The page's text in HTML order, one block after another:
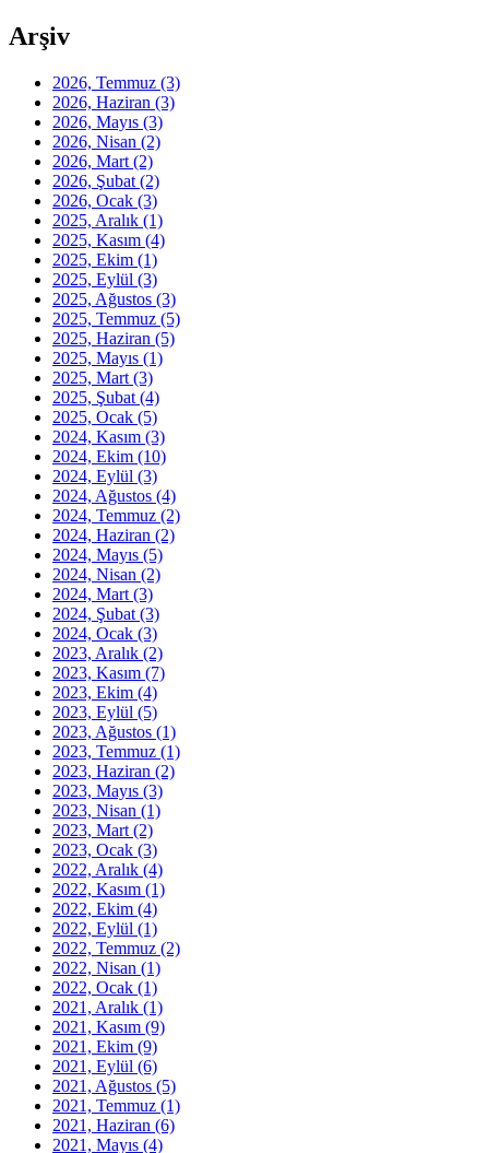
Arşiv
2026, Temmuz (3)
2026, Haziran (3)
2026, Mayıs (3)
2026, Nisan (2)
2026, Mart (2)
2026, Şubat (2)
2026, Ocak (3)
2025, Aralık (1)
2025, Kasım (4)
2025, Ekim (1)
2025, Eylül (3)
2025, Ağustos (3)
2025, Temmuz (5)
2025, Haziran (5)
2025, Mayıs (1)
2025, Mart (3)
2025, Şubat (4)
2025, Ocak (5)
2024, Kasım (3)
2024, Ekim (10)
2024, Eylül (3)
2024, Ağustos (4)
2024, Temmuz (2)
2024, Haziran (2)
2024, Mayıs (5)
2024, Nisan (2)
2024, Mart (3)
2024, Şubat (3)
2024, Ocak (3)
2023, Aralık (2)
2023, Kasım (7)
2023, Ekim (4)
2023, Eylül (5)
2023, Ağustos (1)
2023, Temmuz (1)
2023, Haziran (2)
2023, Mayıs (3)
2023, Nisan (1)
2023, Mart (2)
2023, Ocak (3)
2022, Aralık (4)
2022, Kasım (1)
2022, Ekim (4)
2022, Eylül (1)
2022, Temmuz (2)
2022, Nisan (1)
2022, Ocak (1)
2021, Aralık (1)
2021, Kasım (9)
2021, Ekim (9)
2021, Eylül (6)
2021, Ağustos (5)
2021, Temmuz (1)
2021, Haziran (6)
2021, Mayıs (4)